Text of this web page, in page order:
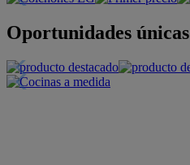
Oportunidades únicas